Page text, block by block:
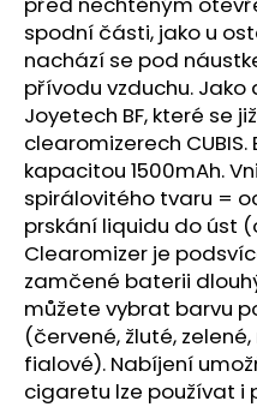
spodní části, jako u
nachází se pod
přívodu vzduchu.
Joyetech BF, které se
clearomizerech
kapacitou 1500mAh.
spirálovitého tvaru =
prskání liquidu do úst
Clearomizer je
zamčené baterii
můžete vybrat barvu
(červené, žluté,
fialové). Nabíjení
cigaretu lze používat i
e
m
e
LIQUID
ARAMAX
4PACK
MAX
MENTHOL
4X10ML-
12MG
558
Kč